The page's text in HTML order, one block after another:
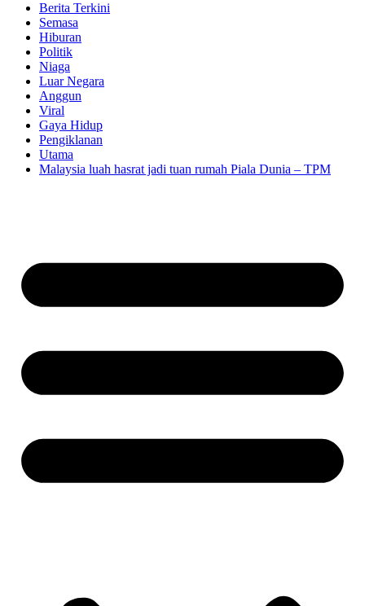
Berita Terkini
Semasa
Hiburan
Politik
Niaga
Luar Negara
Anggun
Viral
Gaya Hidup
Pengiklanan
Utama
Malaysia luah hasrat jadi tuan rumah Piala Dunia – TPM